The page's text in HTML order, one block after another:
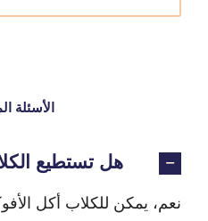
الأسئلة
هل تستطيع
نعم، يمكن للكلاب أكل